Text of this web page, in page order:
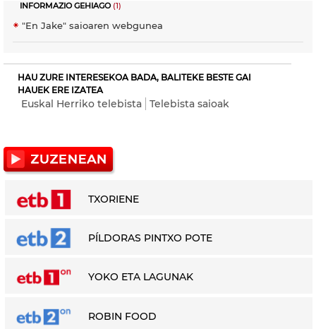
INFORMAZIO GEHIAGO(1)
"En Jake" saioaren webgunea
HAU ZURE INTERESEKOA BADA, BALITEKE BESTE GAI
HAUEK ERE IZATEA
Euskal Herriko telebista Telebista saioak
TXORIENE
PÍLDORAS PINTXO POTE
YOKO ETA LAGUNAK
ROBIN FOOD